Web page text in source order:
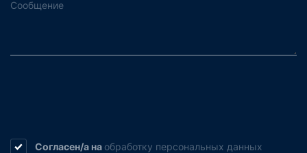
Согласен/а на обработку персональных данных